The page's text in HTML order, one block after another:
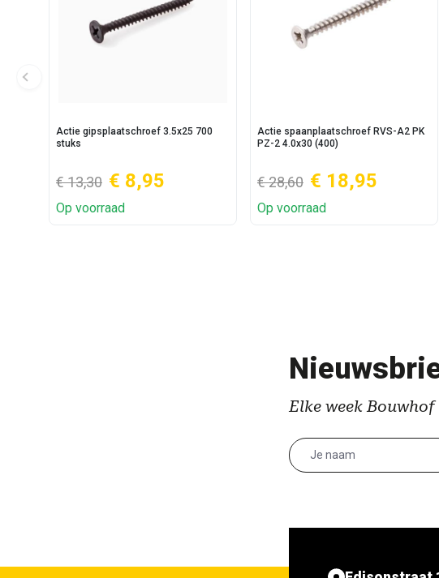
Actie gipsplaatschroef 3.5x25 700
stuks
€ 13,30 € 8,95
Op voorraad
Actie spaanplaatschroef RVS-A2 PK
PZ-2 4.0x30 (400)
€ 28,60 € 18,95
Op voorraad
Elke week